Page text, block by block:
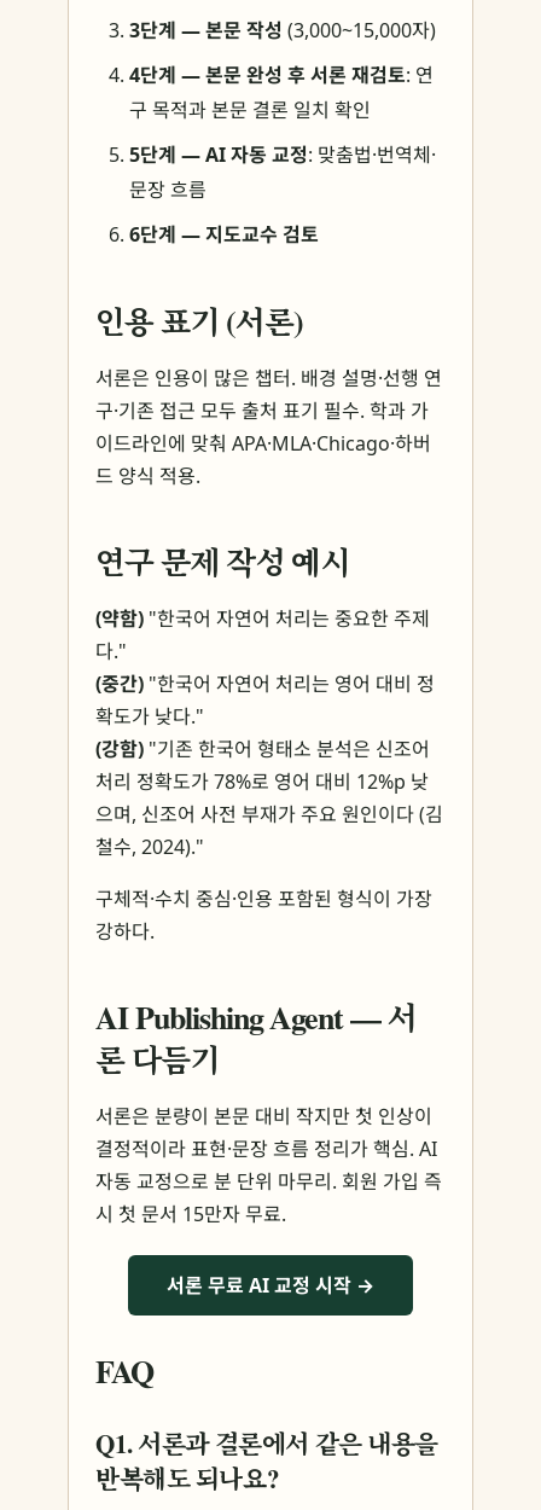
3단계 — 본문 작성 (3,000~15,000자)
4단계 — 본문 완성 후 서론 재검토: 연
구 목적과 본문 결론 일치 확인
5단계 — AI 자동 교정: 맞춤법·번역체·
문장 흐름
6단계 — 지도교수 검토
인용 표기 (서론)
서론은 인용이 많은 챕터. 배경 설명·선행 연
구·기존 접근 모두 출처 표기 필수. 학과 가
이드라인에 맞춰 APA·MLA·Chicago·하버
드 양식 적용.
연구 문제 작성 예시
(약함) "한국어 자연어 처리는 중요한 주제
다."
(중간) "한국어 자연어 처리는 영어 대비 정
확도가 낮다."
(강함) "기존 한국어 형태소 분석은 신조어
처리 정확도가 78%로 영어 대비 12%p 낮
으며, 신조어 사전 부재가 주요 원인이다 (김
철수, 2024)."
구체적·수치 중심·인용 포함된 형식이 가장
강하다.
AI Publishing Agent — 서
론 다듬기
서론은 분량이 본문 대비 작지만 첫 인상이
결정적이라 표현·문장 흐름 정리가 핵심. AI
자동 교정으로 분 단위 마무리. 회원 가입 즉
시 첫 문서 15만자 무료.
서론 무료 AI 교정 시작 →
FAQ
Q1. 서론과 결론에서 같은 내용을
반복해도 되나요?